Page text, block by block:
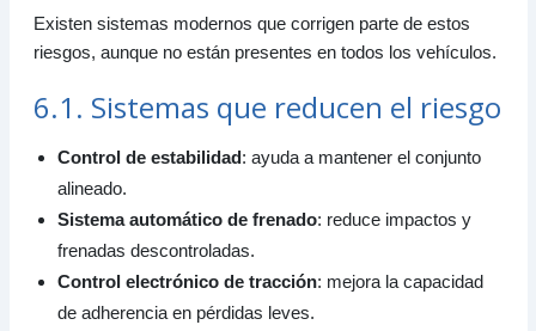
Existen sistemas modernos que corrigen parte de estos
riesgos, aunque no están presentes en todos los vehículos.
6.1. Sistemas que reducen el riesgo
Control de estabilidad: ayuda a mantener el conjunto
alineado.
Sistema automático de frenado: reduce impactos y
frenadas descontroladas.
Control electrónico de tracción: mejora la capacidad
de adherencia en pérdidas leves.